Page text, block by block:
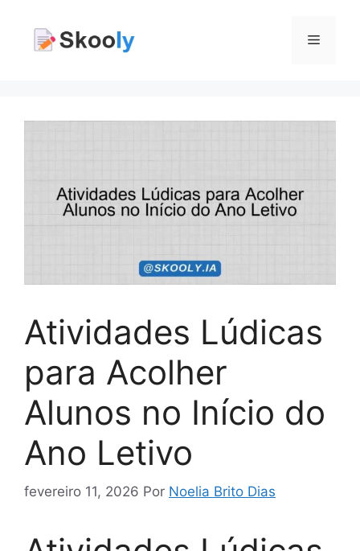
Menu
Atividades Lúdicas
para Acolher
Alunos no Início do
Ano Letivo
fevereiro 11, 2026 Por Noelia Brito Dias